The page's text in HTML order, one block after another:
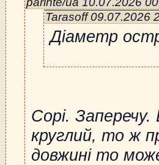
Tarasoff 09.07.2026
Діаметр
Сорі.
круглий, то ж
довжині то